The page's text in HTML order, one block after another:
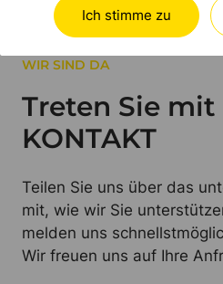
WIR SIND DA
Treten Sie mit
KONTAKT
Teilen Sie uns über das
mit, wie wir Sie
melden uns
Wir freuen uns auf Ihre
Ich stimme zu